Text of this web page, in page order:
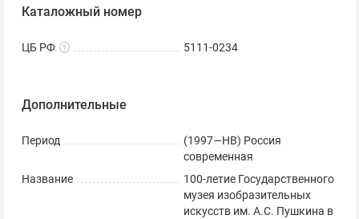
Каталожный номер
ЦБ РФ 5111-0234
Дополнительные
Период
(1997—НВ) Россия
современная
Название
100-летие Государственного
музея изобразительных
искусств им. А.С. Пушкина в